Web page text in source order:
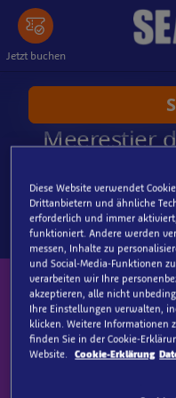
Zum
Hauptinhalt
springen
Jetzt buchen
Melde dich für
Newsletter an
Neuigkeiten
Diese Website verwendet
Drittanbietern und ähnliche
erforderlich und immer
funktioniert. Andere werden
messen, Inhalte zu
und Social-Media-Funktionen
verarbeiten wir Ihre
akzeptieren, alle nicht
Ihre Einstellungen verwalten,
klicken. Weitere Informationen
finden Sie in der Cookie-
Website.
Cookie-Erklärung